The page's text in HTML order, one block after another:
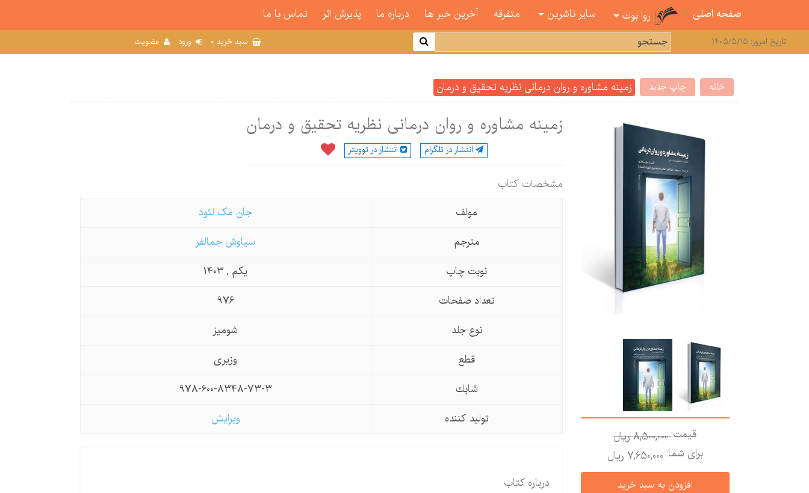
صفحه اصلی روا بوك سایر ناشرین متفرقه آخرین خبر ها درباره ما پذیرش اثر تماس با ما
تاریخ امروز: 1405/5/15 سبد خرید 0 ورود عضویت
خانه چاپ جدید زمینه مشاوره و روان درمانی نظریه تحقیق و درمان
قیمت:8,500,000 ريال
برای شما: 7,650,000 ريال
زمینه مشاوره و روان درمانی نظریه تحقیق و درمان
انتشار در تلگرام انتشار در توویتر
مشخصات كتاب
مولف
جان مک لئود
مترجم
سیاوش جمالفر
نوبت چاپ
یکم , 1403
تعداد صفحات
976
نوع جلد
شومیز
قطع
وزیری
شابك
978-600-8348-73-3
تولید كننده
ویرایش
درباره کتاب